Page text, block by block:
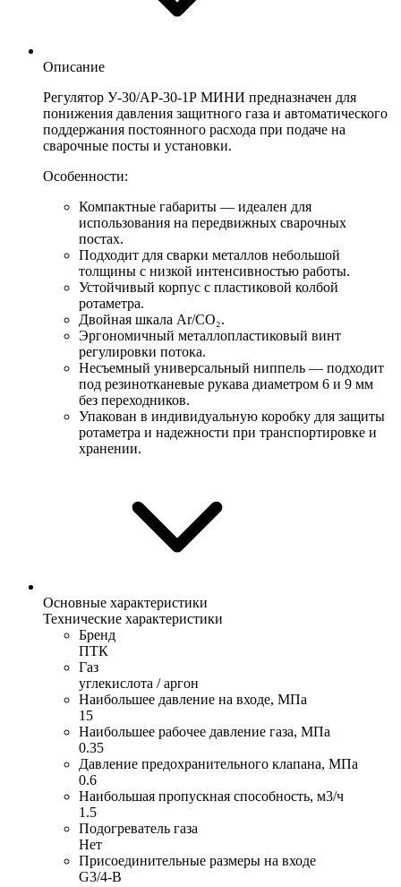
Описание
Регулятор У-30/АР-30-1Р МИНИ предназначен для
понижения давления защитного газа и автоматического
поддержания постоянного расхода при подаче на
сварочные посты и установки.
Особенности:
Компактные габариты — идеален для
использования на передвижных сварочных
постах.
Подходит для сварки металлов небольшой
толщины с низкой интенсивностью работы.
Устойчивый корпус с пластиковой колбой
ротаметра.
Двойная шкала Ar/CO₂.
Эргономичный металлопластиковый винт
регулировки потока.
Несъемный универсальный ниппель — подходит
под резинотканевые рукава диаметром 6 и 9 мм
без переходников.
Упакован в индивидуальную коробку для защиты
ротаметра и надежности при транспортировке и
хранении.
Основные характеристики
Технические характеристики
Бренд
ПТК
Газ
углекислота / аргон
Наибольшее давление на входе, МПа
15
Наибольшее рабочее давление газа, МПа
0.35
Давление предохранительного клапана, МПа
0.6
Наибольшая пропускная способность, м3/ч
1.5
Подогреватель газа
Нет
Присоединительные размеры на входе
G3/4-B